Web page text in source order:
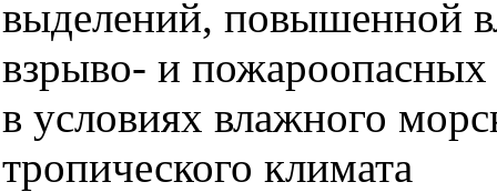
выделений, повышенной
взрыво- и пожароопасных
в условиях влажного
тропического климата